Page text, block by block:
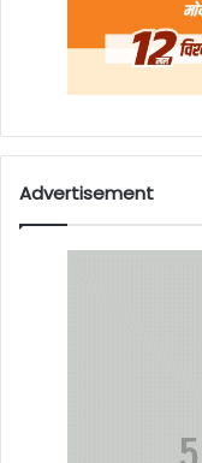
Advertisement